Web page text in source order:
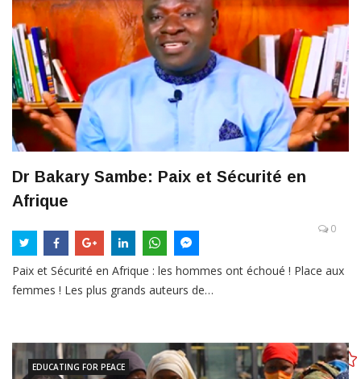
Dr Bakary Sambe: Paix et Sécurité en
Afrique
0
Paix et Sécurité en Afrique : les hommes ont échoué ! Place aux
femmes ! Les plus grands auteurs de…
EDUCATING FOR PEACE